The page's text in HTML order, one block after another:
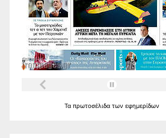
Τα πρωτοσέλιδα των εφημερίδων